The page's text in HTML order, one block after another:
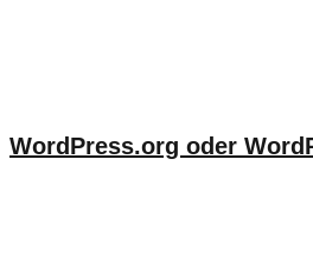
WordPress.org oder